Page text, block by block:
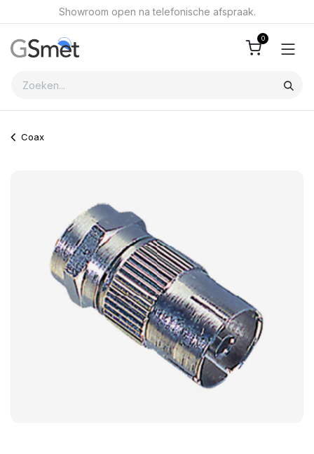
Overslaan naar inhoudShowroom open na telefonische afspraak.
0
Coax